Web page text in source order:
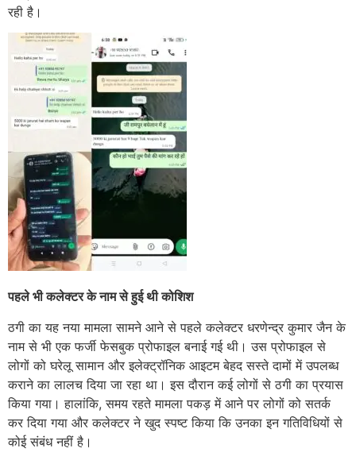
रही है।
पहले भी कलेक्टर के नाम से हुई थी कोशिश
ठगी का यह नया मामला सामने आने से पहले कलेक्टर धरणेन्द्र कुमार जैन के
नाम से भी एक फर्जी फेसबुक प्रोफाइल बनाई गई थी। उस प्रोफाइल से
लोगों को घरेलू सामान और इलेक्ट्रॉनिक आइटम बेहद सस्ते दामों में उपलब्ध
कराने का लालच दिया जा रहा था। इस दौरान कई लोगों से ठगी का प्रयास
किया गया। हालांकि, समय रहते मामला पकड़ में आने पर लोगों को सतर्क
कर दिया गया और कलेक्टर ने खुद स्पष्ट किया कि उनका इन गतिविधियों से
कोई संबंध नहीं है।